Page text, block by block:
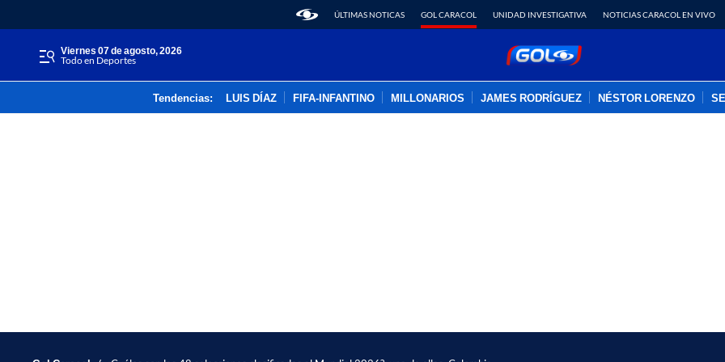
ÚLTIMAS NOTICAS GOL CARACOL UNIDAD INVESTIGATIVA NOTICIAS CARACOL EN VIVO
viernes 07 de agosto, 2026
Todo en Deportes
Tendencias: LUIS DÍAZ FIFA-INFANTINO MILLONARIOS JAMES RODRÍGUEZ NÉSTOR LORENZO